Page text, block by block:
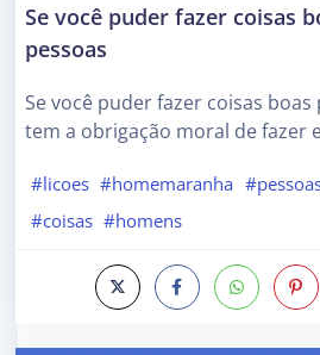
Se você puder fazer coisas
pessoas
Se você puder fazer coisas
tem a obrigação moral de fazer
#licoes #homemaranha
#coisas #homens